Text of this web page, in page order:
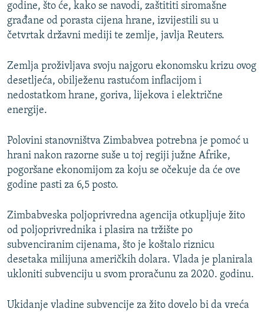
POST SCRIPTUM
MOJA EVROPA
SVE KARTE DEJTONA
NASTANAK I RASPAD JUGOSLAVIJE
godine, što će, kako se navodi, zaštititi siromašne
građane od porasta cijena hrane, izvijestili su u
četvrtak državni mediji te zemlje, javlja Reuters.
Zemlja proživljava svoju najgoru ekonomsku krizu ovog
desetljeća, obilježenu rastućom inflacijom i
nedostatkom hrane, goriva, lijekova i električne
energije.
Polovini stanovništva Zimbabvea potrebna je pomoć u
hrani nakon razorne suše u toj regiji južne Afrike,
pogoršane ekonomijom za koju se očekuje da će ove
godine pasti za 6,5 posto.
Zimbabveska poljoprivredna agencija otkupljuje žito
od poljoprivrednika i plasira na tržište po
subvenciranim cijenama, što je koštalo riznicu
desetaka milijuna američkih dolara. Vlada je planirala
ukloniti subvenciju u svom proračunu za 2020. godinu.
Ukidanje vladine subvencije za žito dovelo bi da vreća